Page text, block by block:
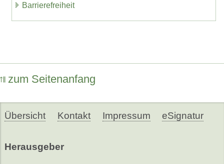
Barrierefreiheit
zum Seitenanfang
Übersicht Kontakt Impressum eSignatur
Herausgeber